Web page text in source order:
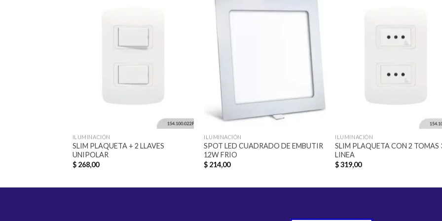
ILUMINACIÓN
SLIM PLAQUETA + 2 LLAVES
UNIPOLAR
$268,00
lista de
deseos
ILUMINACIÓN
SPOT LED CUADRADO DE EMBUTIR
12W FRIO
$ 214,00
ILUMINACIÓN
SLIM PLAQUETA CON 2 TOMAS
LINEA
$319,00